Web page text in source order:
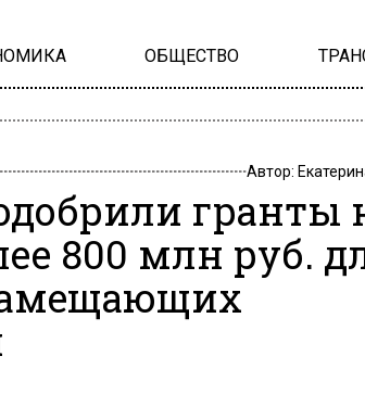
ОБЩЕСТВО
Автор:
гранты
800 млн руб.